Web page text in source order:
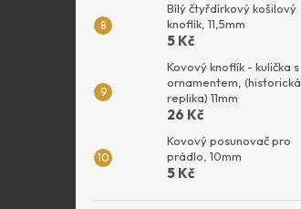
Bílý čtyřdírkový košilový
knoflík, 11,5mm
5 Kč
Kovový knoflík - kulička s
ornamentem, (historická
replika) 11mm
26 Kč
Kovový posunovač pro
prádlo, 10mm
5 Kč